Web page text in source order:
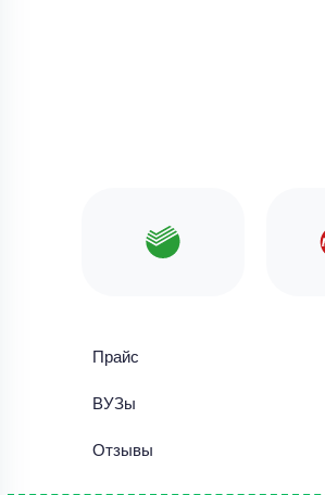
Прайс
ВУЗы
Отзывы